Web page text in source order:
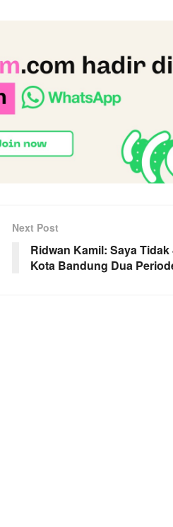
Next Post
Ridwan Kamil: Saya
Kota Bandung Dua